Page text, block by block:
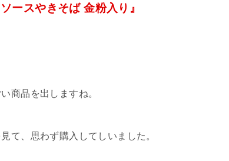
ースやきそば 金粉入り』
商品を出しますね。
て、思わず購入してしいました。